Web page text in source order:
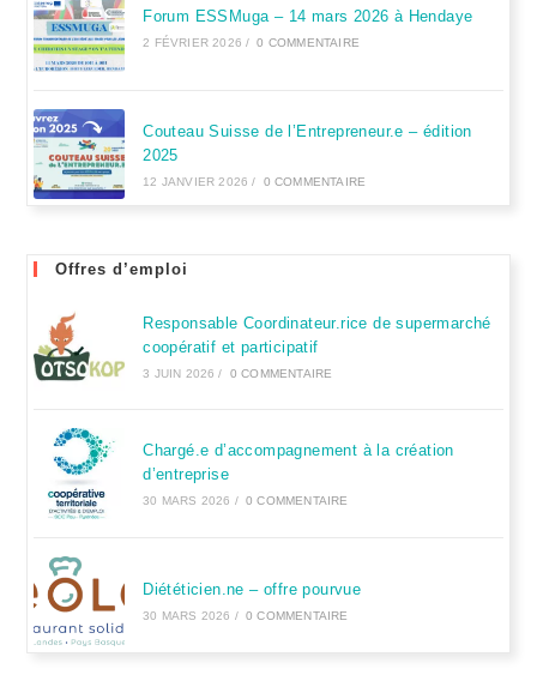
Forum ESSMuga – 14 mars 2026 à Hendaye
2 FÉVRIER 2026 / 0 COMMENTAIRE
Couteau Suisse de l’Entrepreneur.e – édition
2025
12 JANVIER 2026 / 0 COMMENTAIRE
Offres d’emploi
Responsable Coordinateur.rice de supermarché
coopératif et participatif
3 JUIN 2026 / 0 COMMENTAIRE
Chargé.e d’accompagnement à la création
d’entreprise
30 MARS 2026 / 0 COMMENTAIRE
Diététicien.ne – offre pourvue
30 MARS 2026 / 0 COMMENTAIRE